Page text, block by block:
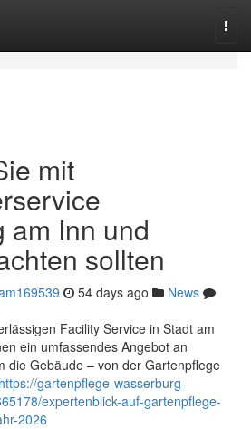
mit
am Inn und
sollten
54 days ago
News
Facility Service in Stadt am
ein umfassendes Angebot an
die Gebäude – von der Gartenpflege
https://gartenpflege-wasserburg-
expertenblick-auf-gartenpflege-
2026